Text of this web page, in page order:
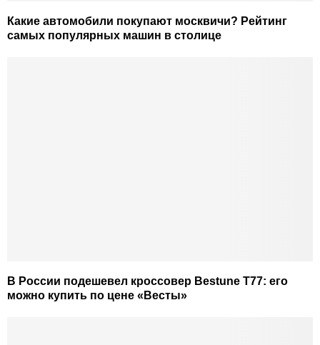
Какие автомобили покупают москвичи? Рейтинг
самых популярных машин в столице
В России подешевел кроссовер Bestune T77: его
можно купить по цене «Весты»